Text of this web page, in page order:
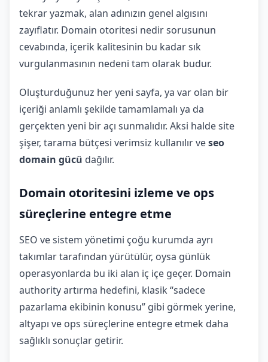
tekrar yazmak, alan adınızın genel algısını
zayıflatır. Domain otoritesi nedir sorusunun
cevabında, içerik kalitesinin bu kadar sık
vurgulanmasının nedeni tam olarak budur.
Oluşturduğunuz her yeni sayfa, ya var olan bir
içeriği anlamlı şekilde tamamlamalı ya da
gerçekten yeni bir açı sunmalıdır. Aksi halde site
şişer, tarama bütçesi verimsiz kullanılır veseo
domain gücü dağılır.
Domain otoritesini izleme ve ops
süreçlerine entegre etme
SEO ve sistem yönetimi çoğu kurumda ayrı
takımlar tarafından yürütülür, oysa günlük
operasyonlarda bu iki alan iç içe geçer. Domain
authority artırma hedefini, klasik “sadece
pazarlama ekibinin konusu” gibi görmek yerine,
altyapı ve ops süreçlerine entegre etmek daha
sağlıklı sonuçlar getirir.